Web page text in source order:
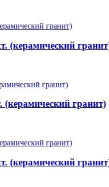
(керамический
(керамический гранит)
(керамический